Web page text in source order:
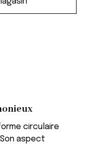
circulaire
aspect